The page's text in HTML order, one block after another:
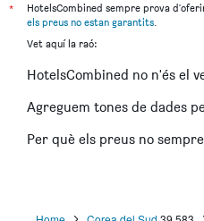
*
HotelsCombined sempre prova
els preus no estan garantits.
Vet aquí la raó:
HotelsCombined no n'és el
Agreguem tones de dades
Per què els preus no